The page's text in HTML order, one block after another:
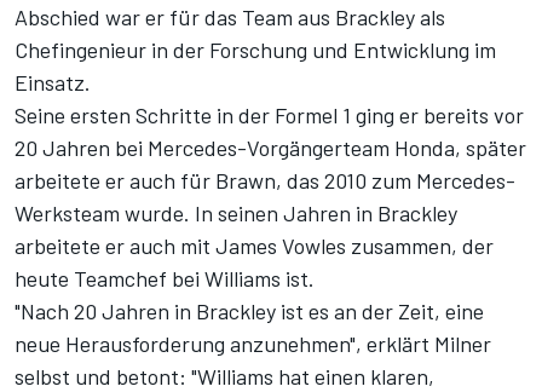
Abschied war er für das Team aus Brackley als
Chefingenieur in der Forschung und Entwicklung im
Einsatz.
Seine ersten Schritte in der Formel 1 ging er bereits vor
20 Jahren bei Mercedes-Vorgängerteam Honda, später
arbeitete er auch für Brawn, das 2010 zum Mercedes-
Werksteam wurde. In seinen Jahren in Brackley
arbeitete er auch mit James Vowles zusammen, der
heute Teamchef bei Williams ist.
"Nach 20 Jahren in Brackley ist es an der Zeit, eine
neue Herausforderung anzunehmen", erklärt Milner
selbst und betont: "Williams hat einen klaren,